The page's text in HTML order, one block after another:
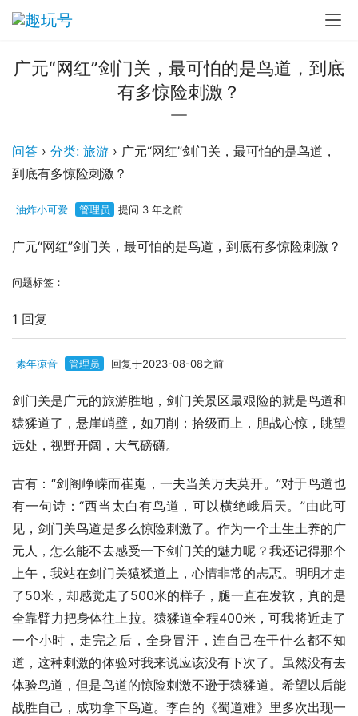
广元“网红”剑门关，最可怕的是鸟道，到底
有多惊险刺激？
问答 › 分类: 旅游 › 广元“网红”剑门关，最可怕的是鸟道，
到底有多惊险刺激？
油炸小可爱 管理员 提问 3 年之前
广元“网红”剑门关，最可怕的是鸟道，到底有多惊险刺激？
问题标签：
1 回复
素年凉音 管理员 回复于2023-08-08之前
剑门关是广元的旅游胜地，剑门关景区最艰险的就是鸟道和
猿猱道了，悬崖峭壁，如刀削；拾级而上，胆战心惊，眺望
远处，视野开阔，大气磅礴。
古有：“剑阁峥嵘而崔嵬，一夫当关万夫莫开。”对于鸟道也
有一句诗：“西当太白有鸟道，可以横绝峨眉天。”由此可
见，剑门关鸟道是多么惊险刺激了。作为一个土生土养的广
元人，怎么能不去感受一下剑门关的魅力呢？我还记得那个
上午，我站在剑门关猿猱道上，心情非常的忐忑。明明才走
了50米，却感觉走了500米的样子，腿一直在发软，真的是
全靠臂力把身体往上拉。猿猱道全程400米，可我将近走了
一个小时，走完之后，全身冒汗，连自己在干什么都不知
道，这种刺激的体验对我来说应该没有下次了。虽然没有去
体验鸟道，但是鸟道的惊险刺激不逊于猿猱道。希望以后能
战胜自己，成功拿下鸟道。李白的《蜀道难》里多次出现一